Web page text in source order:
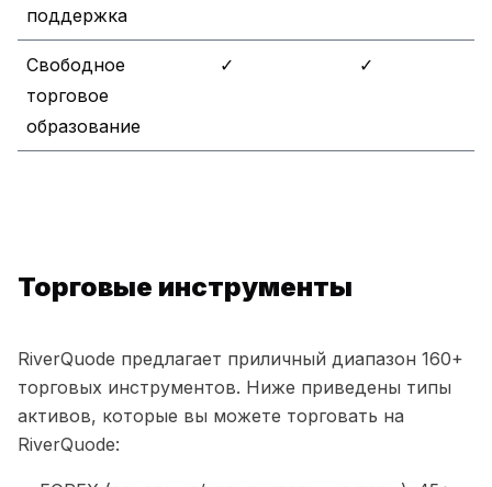
поддержка
Свободное
торговое
образование
✓ ✓
Торговые инструменты
RiverQuode предлагает приличный диапазон 160+
торговых инструментов. Ниже приведены типы
активов, которые вы можете торговать на
RiverQuode: